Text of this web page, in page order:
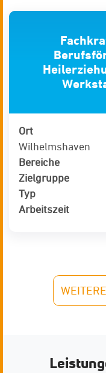
Ort
Wilhelmshaven
Bereiche
Zielgruppe
Typ
Arbeitszeit